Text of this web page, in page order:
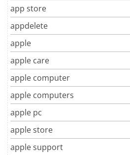
app store
appdelete
apple
apple care
apple computer
apple computers
apple pc
apple store
apple support